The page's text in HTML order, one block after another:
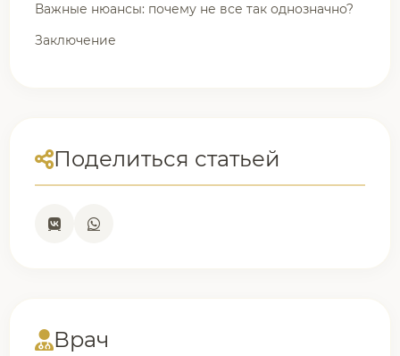
Важные нюансы: почему не все так однозначно?
Заключение
Поделиться статьей
Врач